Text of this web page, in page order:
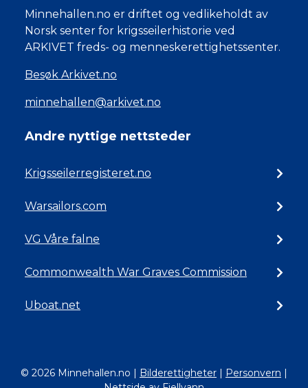
Minnehallen.no er driftet og vedlikeholdt av
Norsk senter for krigsseilerhistorie ved
ARKIVET freds- og menneskerettighetssenter.
Besøk Arkivet.no
minnehallen@arkivet.no
Andre nyttige nettsteder
Krigsseilerregisteret.no
Warsailors.com
VG Våre falne
Commonwealth War Graves Commission
Uboat.net
© 2026 Minnehallen.no | Bilderettigheter | Personvern |